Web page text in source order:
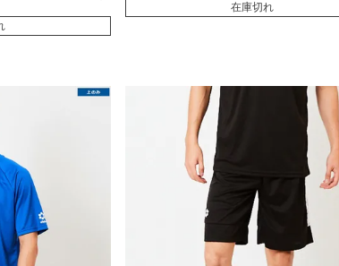
在庫切れ